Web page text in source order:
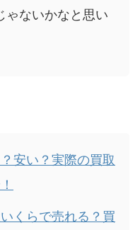
ゃないかなと思い
安い？実際の買取
くらで売れる？買